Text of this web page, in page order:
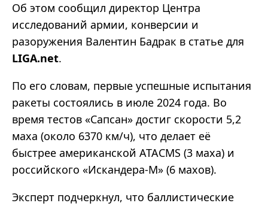
Об этом сообщил директор Центра
исследований армии, конверсии и
разоружения Валентин Бадрак в статье для
LIGA.net.
По его словам, первые успешные испытания
ракеты состоялись в июле 2024 года. Во
время тестов «Сапсан» достиг скорости 5,2
маха (около 6370 км/ч), что делает её
быстрее американской ATACMS (3 маха) и
российского «Искандера-М» (6 махов).
Эксперт подчеркнул, что баллистические